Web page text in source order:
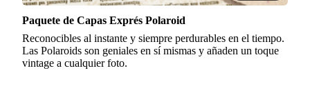
Paquete de Capas Exprés Polaroid
Reconocibles al instante y siempre perdurables en el tiempo.
Las Polaroids son geniales en sí mismas y añaden un toque
vintage a cualquier foto.